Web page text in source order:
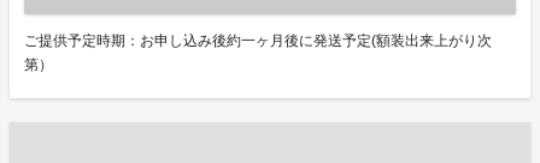
ご提供予定時期：お申し込み後約一ヶ月後に発送予定(額装出来上がり次
第）